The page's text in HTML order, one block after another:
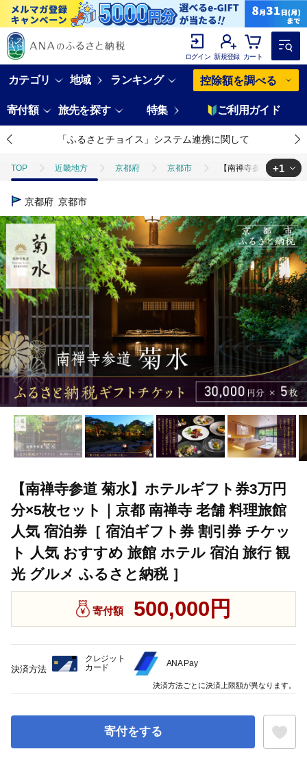
ログイン 新規登録 カート
カテゴリ 地域 ランキング 控除額を調べる
寄付額 旅先を探す 特集 ご利用ガイド
「ふるさとチョイス」システム連携に関して
TOP 近畿地方 京都府 京都市 【南禅寺参道 菊水】
TOP
+1
京都府 京都市
【南禅寺参道 菊水】ホテルギフト券3万円
分×5枚セット｜京都 南禅寺 老舗 料理旅館
人気 宿泊券［ 宿泊ギフト券 割引券 チケッ
ト 人気 おすすめ 旅館 ホテル 宿泊 旅行 観
光 グルメ ふるさと納税 ］
寄付額 500,000円
寄付をする
決済方法
クレジット
カード
ANA Pay
決済方法ごとに決済上限額が異なります。